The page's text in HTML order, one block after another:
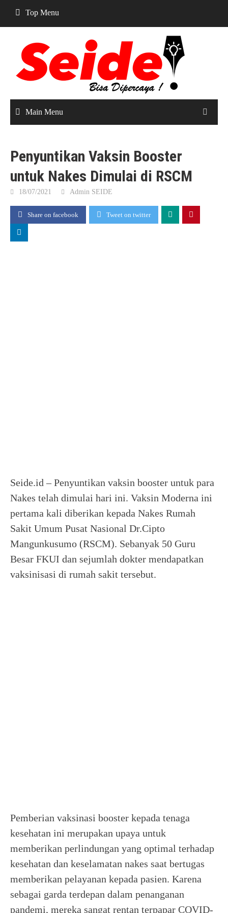
content
Top Menu
Main Menu
Penyuntikan Vaksin Booster
untuk Nakes Dimulai di RSCM
18/07/2021 Admin SEIDE
Share on facebook Tweet on twitter
Seide.id – Penyuntikan vaksin booster untuk para
Nakes telah dimulai hari ini. Vaksin Moderna ini
pertama kali diberikan kepada Nakes Rumah
Sakit Umum Pusat Nasional Dr.Cipto
Mangunkusumo (RSCM). Sebanyak 50 Guru
Besar FKUI dan sejumlah dokter mendapatkan
vaksinisasi di rumah sakit tersebut.
Pemberian vaksinasi booster kepada tenaga
kesehatan ini merupakan upaya untuk
memberikan perlindungan yang optimal terhadap
kesehatan dan keselamatan nakes saat bertugas
memberikan pelayanan kepada pasien. Karena
sebagai garda terdepan dalam penanganan
pandemi, mereka sangat rentan terpapar COVID-